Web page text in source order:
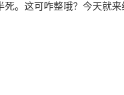
。这可咋整哦？今天就